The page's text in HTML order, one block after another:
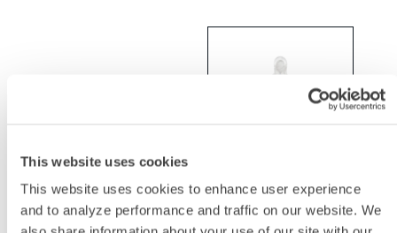
This website uses cookies
This website uses cookies to enhance user experience
and to analyze performance and traffic on our website. We
MicroMax®
NS ANSI 款